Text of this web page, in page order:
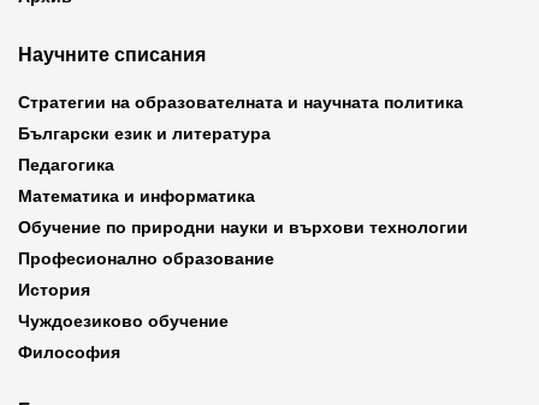
Научните списания
Стратегии на образователната и научната политика
Български език и литература
Педагогика
Математика и информатика
Обучение по природни науки и върхови технологии
Професионално образование
История
Чуждоезиково обучение
Философия